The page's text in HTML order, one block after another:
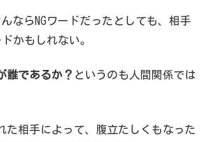
ならNGワードだったとしても、相手
かもしれない。
誰であるか？ というのも人間関係では
た相手によって、腹立たしくもなった